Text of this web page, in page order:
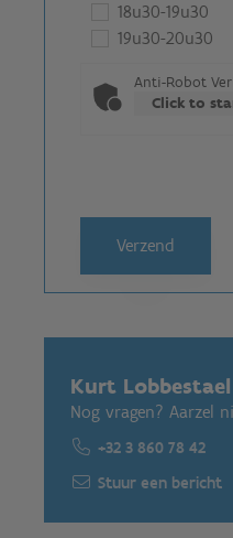
18u30-19u30
19u30-20u30
Anti-Robot
Click to
Kurt Lobbestael
Nog vragen? Aarzel
+32 3 860 78 42
Stuur een bericht